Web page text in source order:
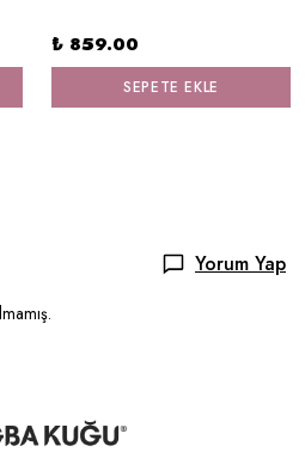
₺ 859.00
SEPETE EKLE
Yorum Yap